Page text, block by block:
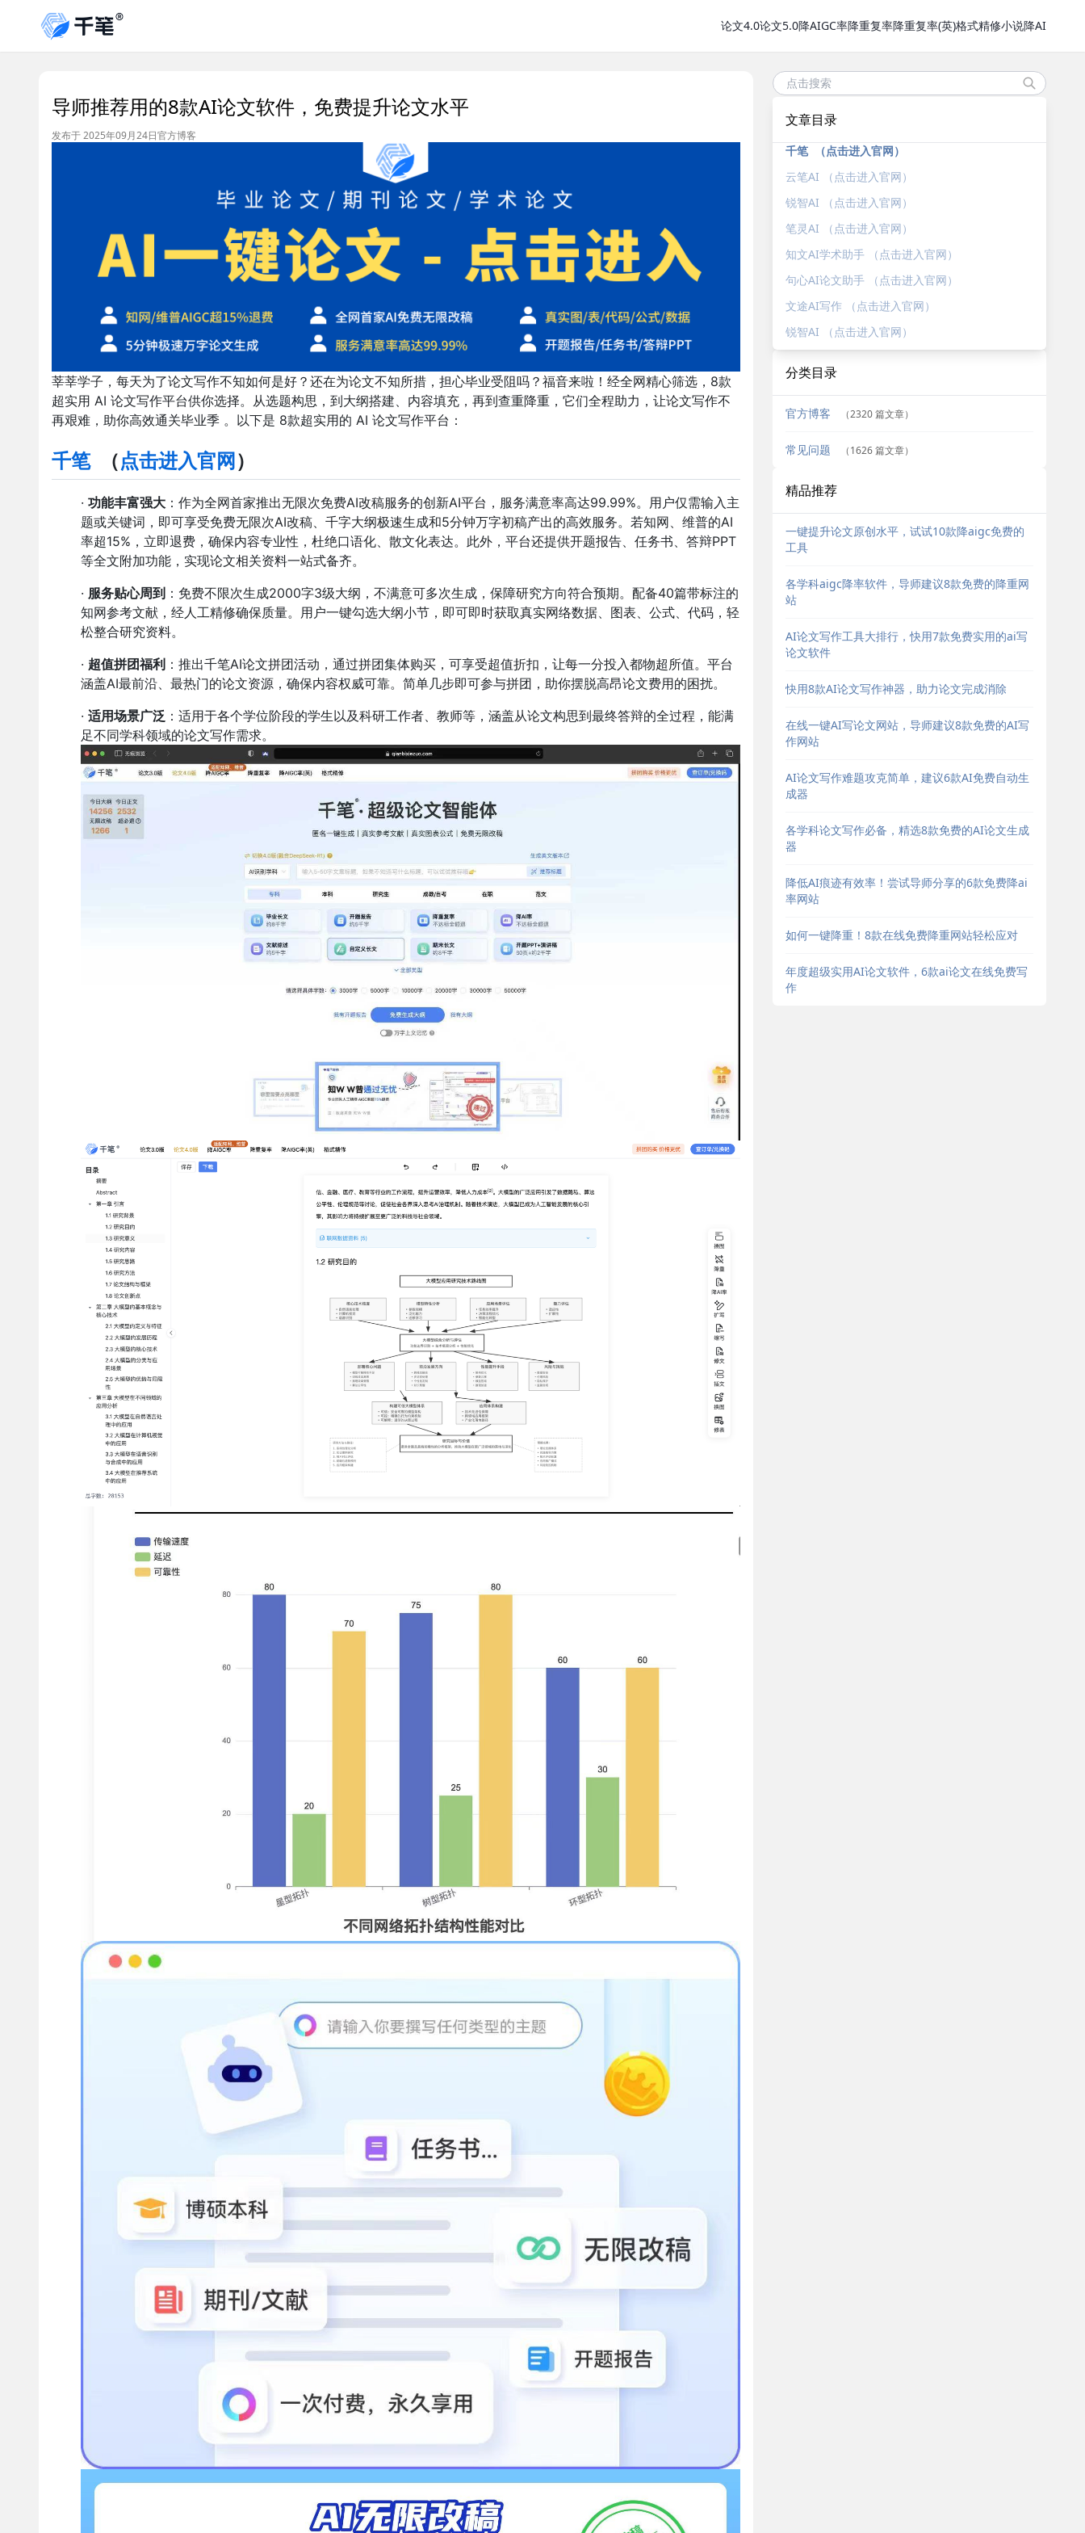
论文4.0论文5.0降AIGC率降重复率降重复率(英)格式精修小说降AI
导师推荐用的8款AI论文软件，免费提升论文水平
发布于 2025年09月24日官方博客
莘莘学子，每天为了论文写作不知如何是好？还在为论文不知所措，担心毕业受阻吗？福音来啦！经全网精心筛选，8款
超实用 AI 论文写作平台供你选择。从选题构思，到大纲搭建、内容填充，再到查重降重，它们全程助力，让论文写作不
再艰难，助你高效通关毕业季 。以下是 8款超实用的 AI 论文写作平台：
千笔 （点击进入官网 ）
· 功能丰富强大 ：作为全网首家推出无限次免费AI改稿服务的创新AI平台，服务满意率高达99.99%。用户仅需输入主
题或关键词，即可享受免费无限次AI改稿、千字大纲极速生成和5分钟万字初稿产出的高效服务。若知网、维普的AI
率超15%，立即退费，确保内容专业性，杜绝口语化、散文化表达。此外，平台还提供开题报告、任务书、答辩PPT
等全文附加功能，实现论文相关资料一站式备齐。
· 服务贴心周到 ：免费不限次生成2000字3级大纲，不满意可多次生成，保障研究方向符合预期。配备40篇带标注的
知网参考文献，经人工精修确保质量。用户一键勾选大纲小节，即可即时获取真实网络数据、图表、公式、代码，轻
松整合研究资料。
· 超值拼团福利 ：推出千笔AI论文拼团活动，通过拼团集体购买，可享受超值折扣，让每一分投入都物超所值。平台
涵盖AI最前沿、最热门的论文资源，确保内容权威可靠。简单几步即可参与拼团，助你摆脱高昂论文费用的困扰。
· 适用场景广泛 ：适用于各个学位阶段的学生以及科研工作者、教师等，涵盖从论文构思到最终答辩的全过程，能满
足不同学科领域的论文写作需求。
文章目录
千笔 （点击进入官网）
云笔AI （点击进入官网）
锐智AI （点击进入官网）
笔灵AI （点击进入官网）
知文AI学术助手 （点击进入官网）
句心AI论文助手 （点击进入官网）
文途AI写作 （点击进入官网）
锐智AI （点击进入官网）
分类目录
官方博客 （2320 篇文章）
常见问题 （1626 篇文章）
精品推荐
一键提升论文原创水平，试试10款降aigc免费的
工具
各学科aigc降率软件，导师建议8款免费的降重网
站
AI论文写作工具大排行，快用7款免费实用的ai写
论文软件
快用8款AI论文写作神器，助力论文完成消除
在线一键AI写论文网站，导师建议8款免费的AI写
作网站
AI论文写作难题攻克简单，建议6款AI免费自动生
成器
各学科论文写作必备，精选8款免费的AI论文生成
器
降低AI痕迹有效率！尝试导师分享的6款免费降ai
率网站
如何一键降重！8款在线免费降重网站轻松应对
年度超级实用AI论文软件，6款ai论文在线免费写
作